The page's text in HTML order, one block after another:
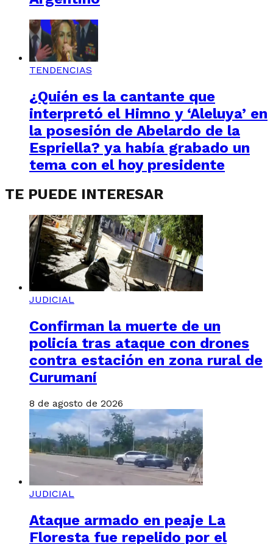
TENDENCIAS
¿Quién es la cantante que
interpretó el Himno y ‘Aleluya’ en
la posesión de Abelardo de la
Espriella? ya había grabado un
tema con el hoy presidente
TE PUEDE INTERESAR
JUDICIAL
Confirman la muerte de un
policía tras ataque con drones
contra estación en zona rural de
Curumaní
8 de agosto de 2026
JUDICIAL
Ataque armado en peaje La
Floresta fue repelido por el